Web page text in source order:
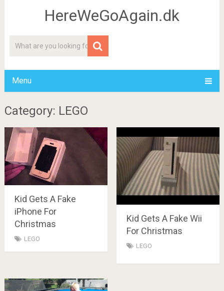
HereWeGoAgain.dk
Menu
Category: LEGO
Kid Gets A Fake
iPhone For
Christmas
LEGO
Kid Gets A Fake Wii
For Christmas
LEGO